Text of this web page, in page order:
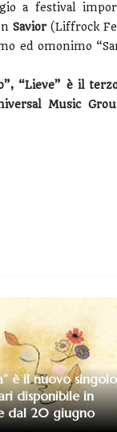
a festival
Savior (Liffrock
ed omonimo
“Lieve” è il
Music
è il nuovo
disponibile in
dal 20 giugno